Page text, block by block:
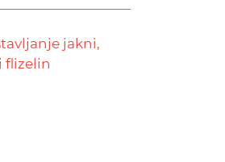
jakni,
flizelin